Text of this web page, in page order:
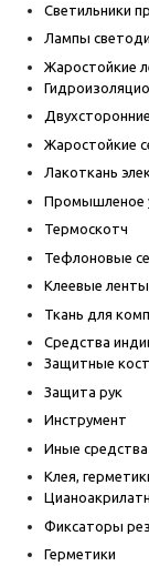
Светильники
Лампы
Жаростойкие
Жаростойкие
Лакоткань
Промышленое
Термоскотч
Тефлоновые
Клеевые
Ткань для
Средства
Защитные
Защита рук
Инструмент
Иные
Клея,
Фиксаторы
Герметики